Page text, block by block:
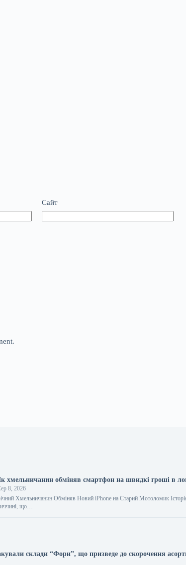
Сайт
хмельничанин обміняв смартфон на швидкі гроші в
8, 2026
Хмельничанин Обміняв Новий iPhone на Старий Мотоломик
що…
склади “Фори”, що призведе до скорочення